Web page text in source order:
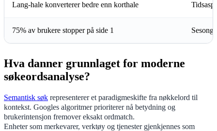
Lang-hale konverterer bedre enn korthale
75% av brukere stopper på side 1
Hva danner grunnlaget for moderne
søkeordsanalyse?
Semantisk søk representerer et paradigmeskifte fra nøkkelord til
kontekst. Googles algoritmer prioriterer nå betydning og
brukerintensjon fremover eksakt ordmatch.
Enheter som merkevarer, verktøy og tjenester gjenkjennes som